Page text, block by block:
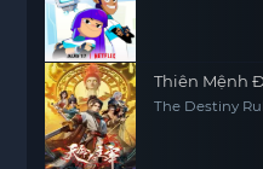
Thiên Mệnh
The Destiny